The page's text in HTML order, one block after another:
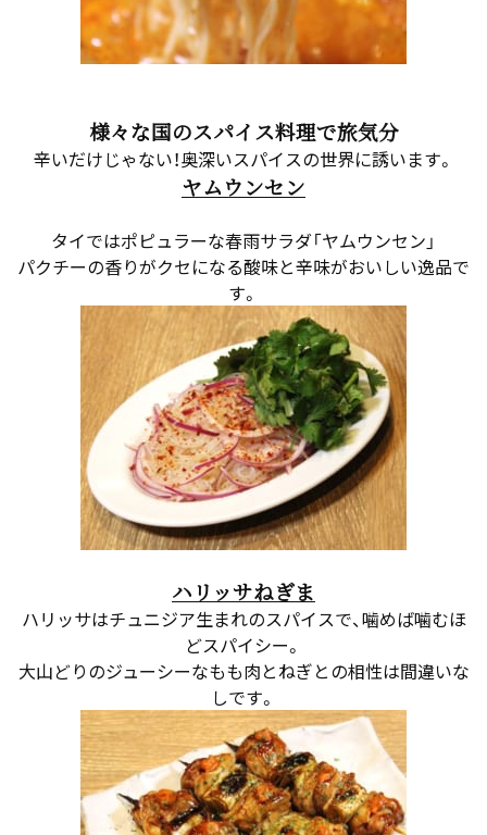
様々な国のスパイス料理で旅気分
辛いだけじゃない！奥深いスパイスの世界に誘います。
ヤムウンセン
タイではポピュラーな春雨サラダ「ヤムウンセン」
パクチーの香りがクセになる酸味と辛味がおいしい逸品で
す。
ハリッサねぎま
ハリッサはチュニジア生まれのスパイスで、噛めば噛むほ
どスパイシー。
大山どりのジューシーなもも肉とねぎとの相性は間違いな
しです。